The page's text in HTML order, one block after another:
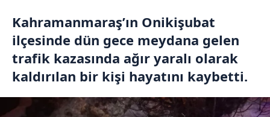
Kahramanmaraş’ın Onikişubat
ilçesinde dün gece meydana gelen
trafik kazasında ağır yaralı olarak
kaldırılan bir kişi hayatını kaybetti.